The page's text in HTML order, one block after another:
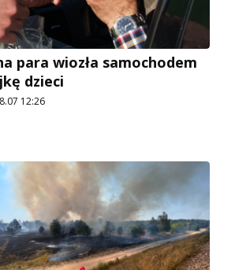
para wiozła samochodem
dzieci
12:26